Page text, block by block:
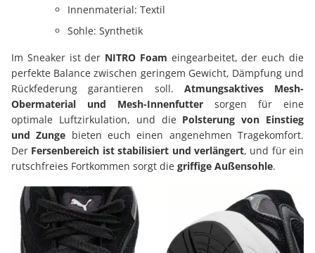
Innenmaterial: Textil
Sohle: Synthetik
Im Sneaker ist der NITRO Foam eingearbeitet, der euch die
perfekte Balance zwischen geringem Gewicht, Dämpfung und
Rückfederung garantieren soll. Atmungsaktives Mesh-
Obermaterial und Mesh-Innenfutter sorgen für eine
optimale Luftzirkulation, und die Polsterung von Einstieg
und Zunge bieten euch einen angenehmen Tragekomfort.
Der Fersenbereich ist stabilisiert und verlängert, und für ein
rutschfreies Fortkommen sorgt die griffige Außensohle.